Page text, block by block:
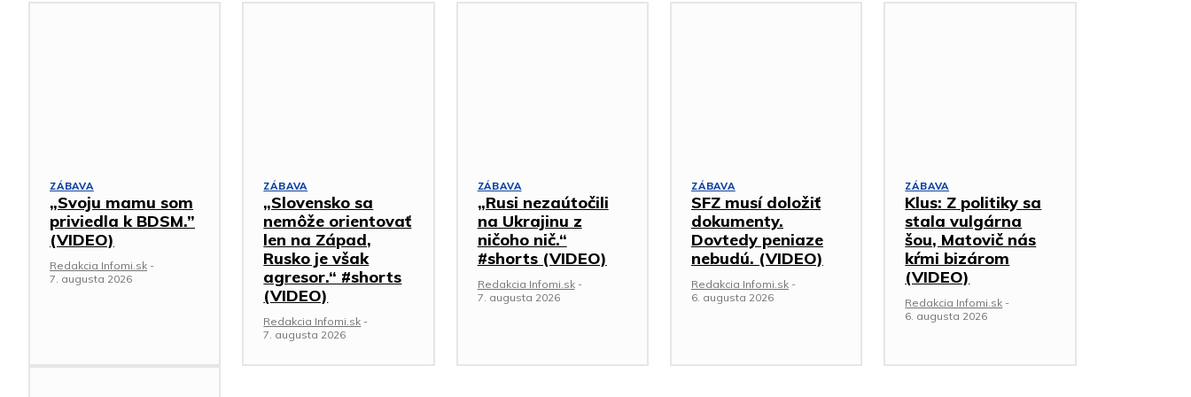
ZÁBAVA
„Svoju mamu som
priviedla k BDSM.”
(VIDEO)
Redakcia Infomi.sk -
7. augusta 2026
ZÁBAVA
„Slovensko sa
nemôže orientovať
len na Západ,
Rusko je však
agresor.“ #shorts
(VIDEO)
Redakcia Infomi.sk -
7. augusta 2026
ZÁBAVA
„Rusi nezaútočili
na Ukrajinu z
ničoho nič.“
#shorts (VIDEO)
Redakcia Infomi.sk -
7. augusta 2026
ZÁBAVA
SFZ musí doložiť
dokumenty.
Dovtedy peniaze
nebudú. (VIDEO)
Redakcia Infomi.sk -
6. augusta 2026
ZÁBAVA
Klus: Z politiky sa
stala vulgárna
šou, Matovič nás
kŕmi bizárom
(VIDEO)
Redakcia Infomi.sk -
6. augusta 2026